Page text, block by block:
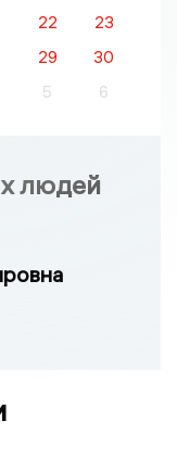
22
23
29
30
5 6
людей